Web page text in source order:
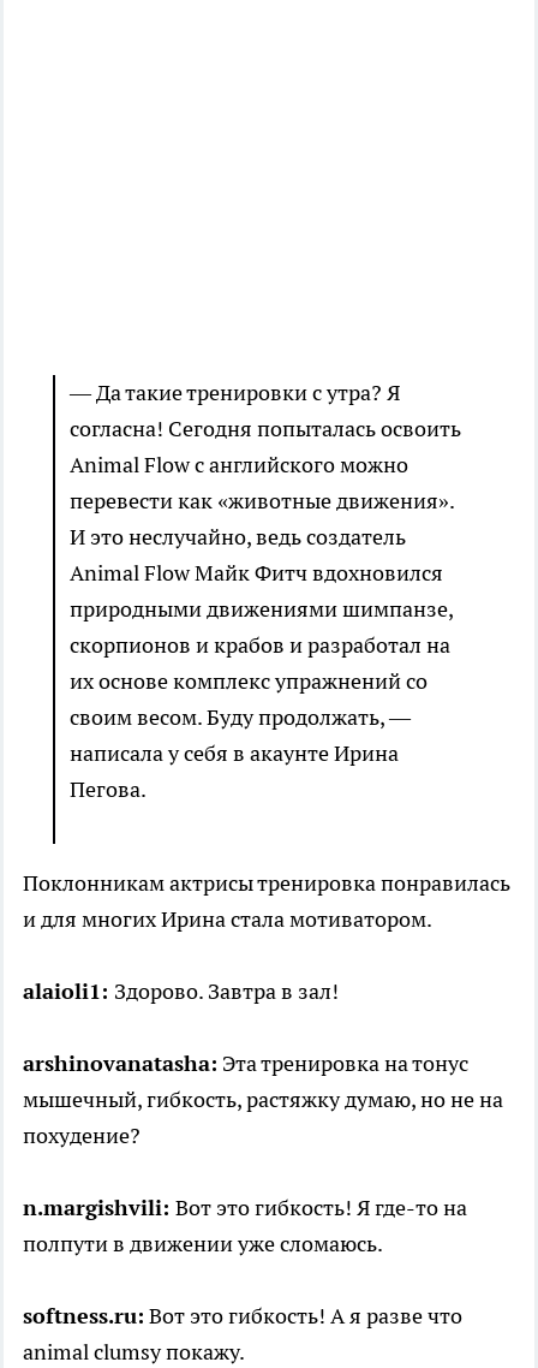
— Да такие тренировки с утра? Я
согласна! Сегодня попыталась освоить
Animal Flow с английского можно
перевести как «животные движения».
И это неслучайно, ведь создатель
Animal Flow Майк Фитч вдохновился
природными движениями шимпанзе,
скорпионов и крабов и разработал на
их основе комплекс упражнений со
своим весом. Буду продолжать, —
написала у себя в акаунте Ирина
Пегова.
Поклонникам актрисы тренировка понравилась
и для многих Ирина стала мотиватором.
alaioli1: Здорово. Завтра в зал!
arshinovanatasha: Эта тренировка на тонус
мышечный, гибкость, растяжку думаю, но не на
похудение?
n.margishvili: Вот это гибкость! Я где-то на
полпути в движении уже сломаюсь.
softness.ru: Вот это гибкость! А я разве что
animal clumsy покажу.